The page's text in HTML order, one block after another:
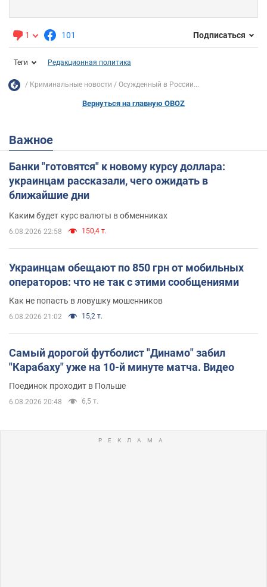
1 101 Подписаться
Теги Редакционная политика
Криминальные новости Осужденный в России...
Вернуться на главную OBOZ
Важное
Банки "готовятся" к новому курсу доллара:
украинцам рассказали, чего ожидать в
ближайшие дни
Каким будет курс валюты в обменниках
6.08.2026 22:58 150,4 т.
Украинцам обещают по 850 грн от мобильных
операторов: что не так с этими сообщениями
Как не попасть в ловушку мошенников
6.08.2026 21:02 15,2 т.
Самый дорогой футболист "Динамо" забил
"Карабаху" уже на 10-й минуте матча. Видео
Поединок проходит в Польше
6.08.2026 20:48 6,5 т.